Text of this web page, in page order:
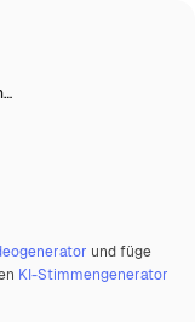
und füge
KI-Stimmengenerator